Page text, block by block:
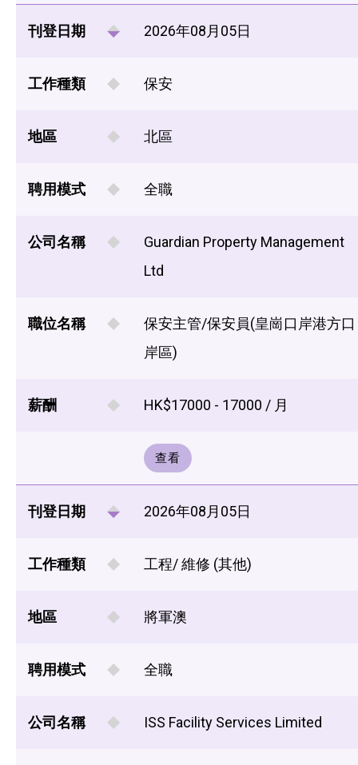
刊登日期 2026年08月05日
工作種類 保安
地區 北區
聘用模式 全職
公司名稱
Guardian Property Management
Ltd
職位名稱
保安主管/保安員(皇崗口岸港方口
岸區)
薪酬 HK$17000 - 17000 / 月
查看
刊登日期 2026年08月05日
工作種類 工程/ 維修 (其他)
地區 將軍澳
聘用模式 全職
公司名稱 ISS Facility Services Limited